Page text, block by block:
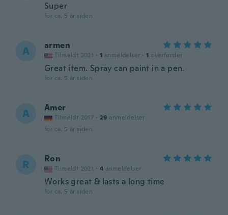
Super
for ca. 5 år siden
A armen
Tilmeldt 2021 · 1 anmeldelser · 1 overførsler
Great item. Spray can paint in a pen.
for ca. 5 år siden
A Amer
Tilmeldt 2017 · 29 anmeldelser
for ca. 5 år siden
R Ron
Tilmeldt 2021 · 4 anmeldelser
Works great & lasts a long time
for ca. 5 år siden